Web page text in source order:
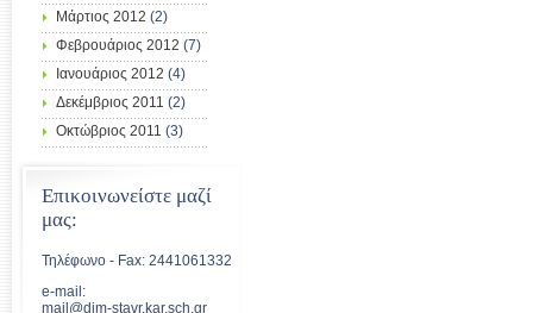
Μάρτιος 2012 (2)
Φεβρουάριος 2012 (7)
Ιανουάριος 2012 (4)
Δεκέμβριος 2011 (2)
Οκτώβριος 2011 (3)
Επικοινωνείστε μαζί
μας:
Τηλέφωνο - Fax: 2441061332
e-mail:
mail@dim-stavr.kar.sch.gr